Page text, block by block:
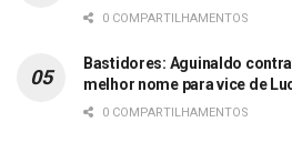
0 COMPARTILHAMENTOS
Bastidores: Aguinaldo
melhor nome para vice de
0 COMPARTILHAMENTOS